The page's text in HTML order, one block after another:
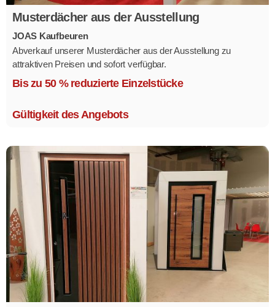
Musterdächer aus der Ausstellung
JOAS Kaufbeuren
Abverkauf unserer Musterdächer aus der Ausstellung zu
attraktiven Preisen und sofort verfügbar.
Mehrere Modelle in verschiedenen Ausführungen.
Bis zu 50 % reduzierte Einzelstücke
Gültigkeit des Angebots